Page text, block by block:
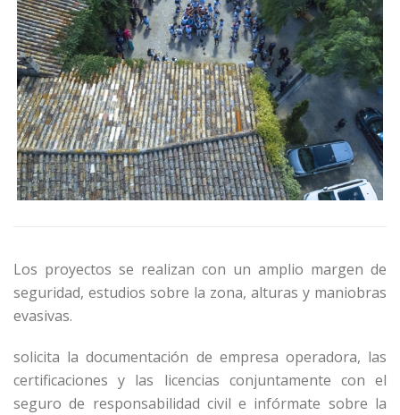
Los proyectos se realizan con un amplio margen de
seguridad, estudios sobre la zona, alturas y maniobras
evasivas.
solicita la documentación de empresa operadora, las
certificaciones y las licencias conjuntamente con el
seguro de responsabilidad civil e infórmate sobre la